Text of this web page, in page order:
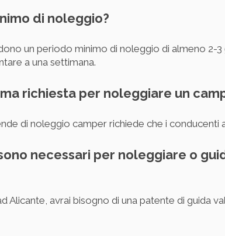
di noleggio?
un periodo minimo di noleggio di almeno 2-
a una settimana.
richiesta per noleggiare un
di noleggio camper richiede che i conducenti
necessari per noleggiare o
Alicante, avrai bisogno di una patente di guida